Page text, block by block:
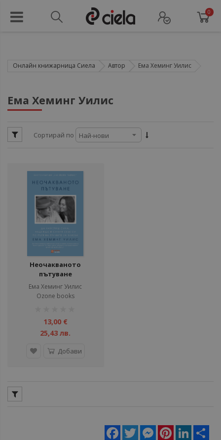
0
Онлайн книжарница Сиела Автор Ема Хеминг Уилис
Ема Хеминг Уилис
Сортирай по
Неочакваното
пътуване
Ема Хеминг Уилис
Ozone books
13,00 €
25,43 лв.
Добави
Facebook
Twitter MessengerPinterestLinkedIn